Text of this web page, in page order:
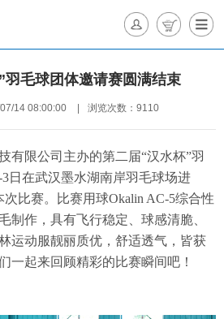
羽毛球团体邀请赛圆满结束
14 08:00:00 浏览次数：9110
有限公司主办的第二届“汉水杯”羽
3日在武汉墨水湖南岸羽毛球场进
次比赛。比赛用球Okalin AC-5综合性
制作，具有飞行稳定、球感清脆、
运动服靓丽质优，舒适透气，皆获
一起来回顾精彩的比赛瞬间吧！